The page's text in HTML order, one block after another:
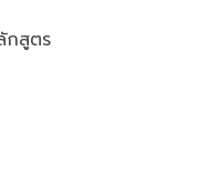
กสูตร